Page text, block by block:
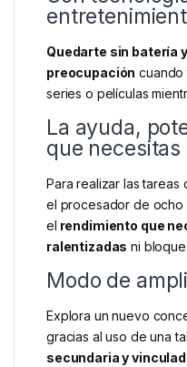
Quedarte sin batería
preocupación cuando
series o películas
La ayuda,
que necesitas
Para realizar las tareas
el procesador de
el rendimiento que
ralentizadas ni
Modo de
Explora un nuevo
gracias al uso de una
secundaria y